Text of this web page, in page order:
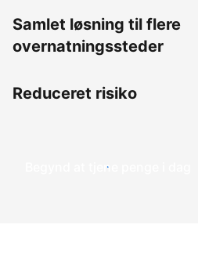
Samlet løsning til flere
overnatningssteder
Reduceret risiko
Begynd at tjene penge i dag